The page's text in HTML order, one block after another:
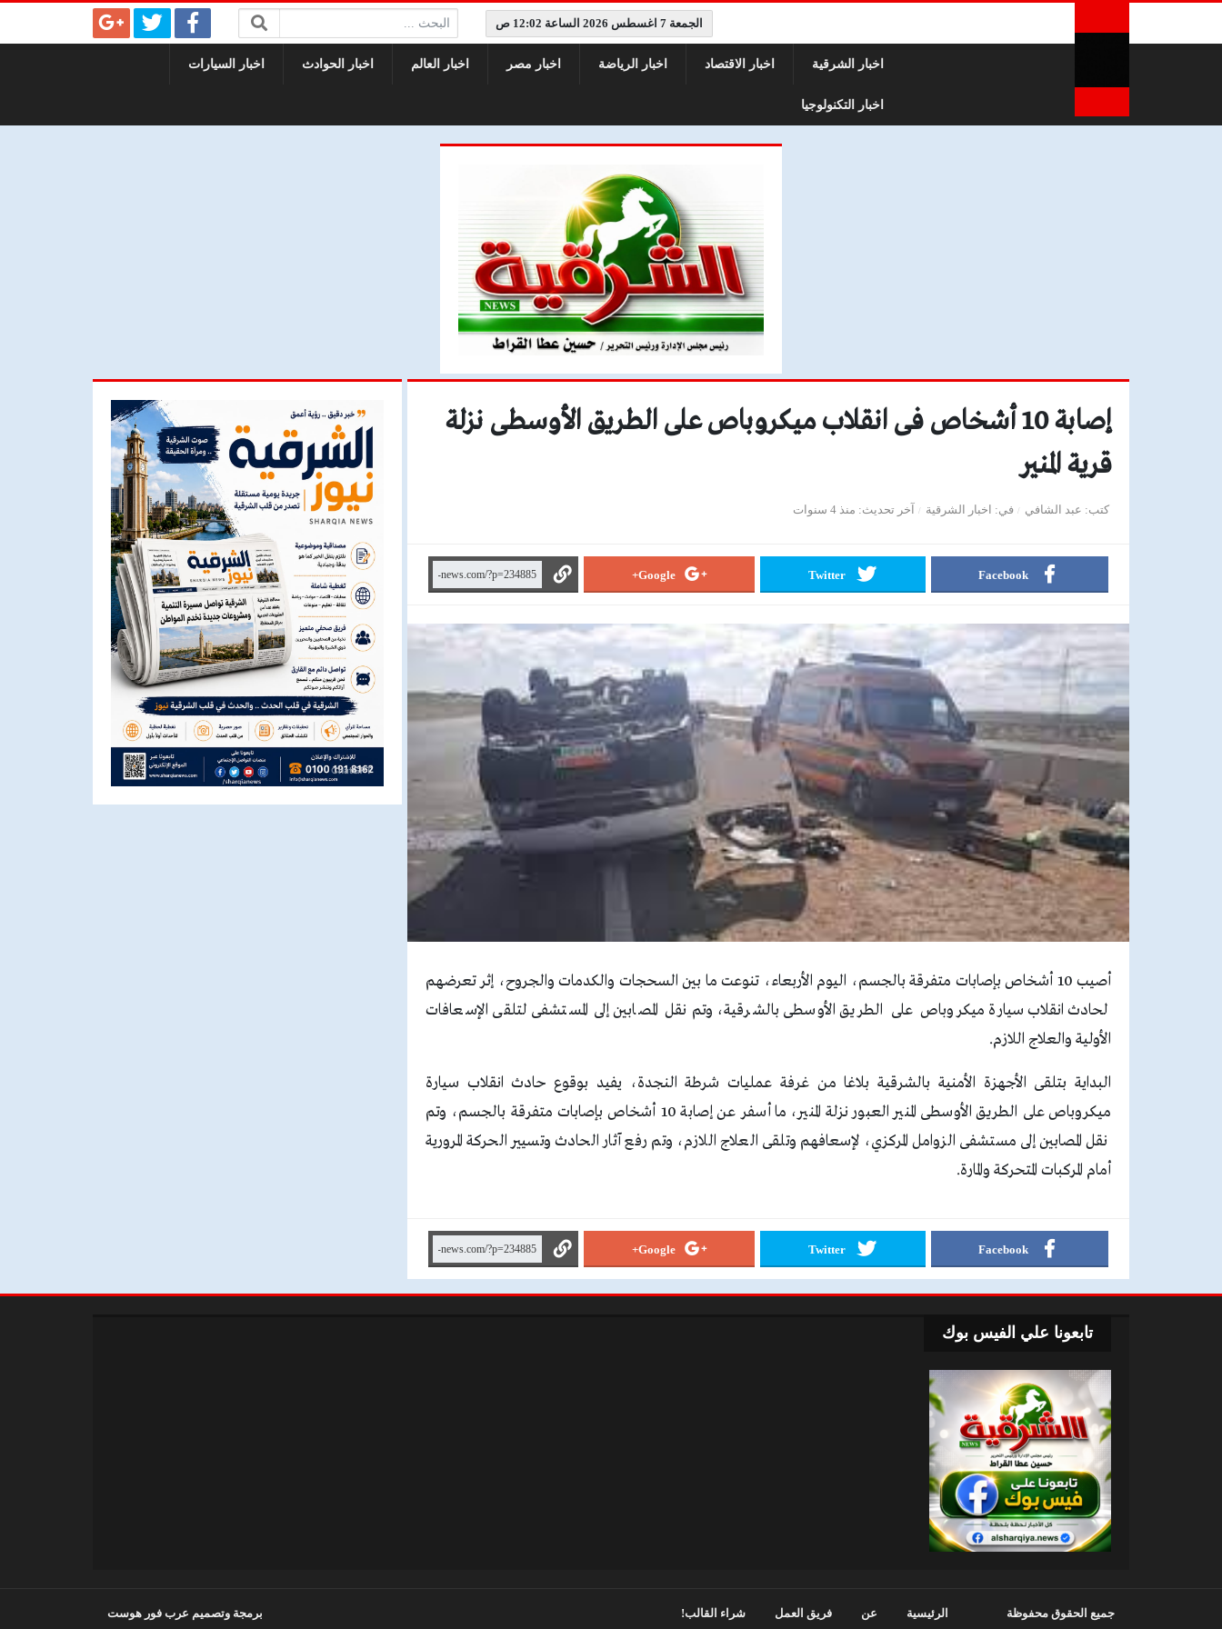
الجمعة 7 اغسطس 2026 الساعة 12:02 ص البحث:
اخبار الشرقية اخبار الاقتصاد اخبار الرياضة اخبار مصر اخبار العالم اخبار الحوادث اخبار السيارات
اخبار التكنولوجيا
إصابة 10 أشخاص فى انقلاب ميكروباص على الطريق الأوسطى نزلة
قرية المنير
كتب عبد الشافي في اخبار الشرقية آخر تحديث منذ 4 سنوات
Facebook
Twitter
Google+
أصيب 10 أشخاص بإصابات متفرقة بالجسم، اليوم الأربعاء، تنوعت ما بين السحجات والكدمات والجروح، إثر تعرضهم
لحادث انقلاب سيارة ميكروباص على الطريق الأوسطى بالشرقية، وتم نقل المصابين إلى المستشفى لتلقى الإسعافات
الأولية والعلاج اللازم.
البداية بتلقى الأجهزة الأمنية بالشرقية بلاغا من غرفة عمليات شرطة النجدة، يفيد بوقوع حادث انقلاب سيارة
ميكروباص على الطريق الأوسطى المنير العبور نزلة المنير، ما أسفر عن إصابة 10 أشخاص بإصابات متفرقة بالجسم، وتم
نقل المصابين إلى مستشفى الزوامل المركزي، لإسعافهم وتلقى العلاج اللازم، وتم رفع آثار الحادث وتسيير الحركة المرورية
أمام المركبات المتحركة والمارة.
Facebook
Twitter
Google+
تابعونا علي الفيس بوك
الرئيسية عن فريق العمل شراء القالب! جميع الحقوق محفوظة برمجة وتصميم عرب فور هوست